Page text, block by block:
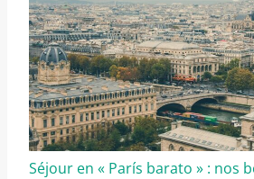
Séjour en « París barato » : nos